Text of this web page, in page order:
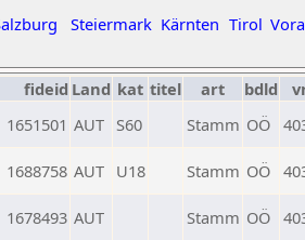
Steiermark Kärnten Tirol
fideid Land kat titel art bdld
1651501 AUT S60 Stamm OÖ
1688758 AUT U18 Stamm OÖ
1678493 AUT Stamm OÖ